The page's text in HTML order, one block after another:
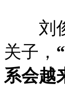
刘
关子，
系会越